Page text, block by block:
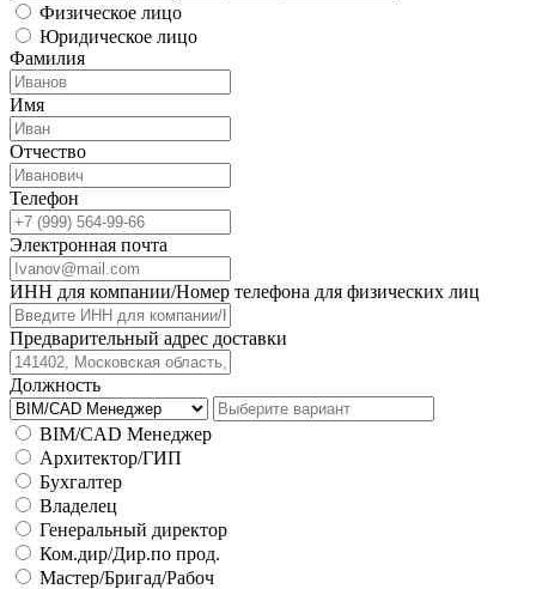
Физическое лицо
Юридическое лицо
Фамилия
Имя
Отчество
Телефон
Электронная почта
ИНН для компании/Номер телефона для физических лиц
Предварительный адрес доставки
Должность
BIM/CAD Менеджер
Архитектор/ГИП
Бухгалтер
Владелец
Генеральный директор
Ком.дир/Дир.по прод.
Мастер/Бригад/Рабоч